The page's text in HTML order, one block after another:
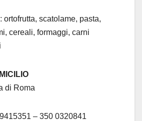
ortofrutta, scatolame, pasta,
cereali, formaggi, carni
di Roma
– 350 0320841